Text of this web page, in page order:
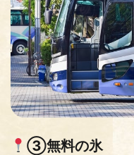
③無料の氷